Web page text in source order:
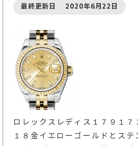
最終更新日 2020年6月22日
ロレックスレディス１７９１７
１８金イエローゴールドとステ